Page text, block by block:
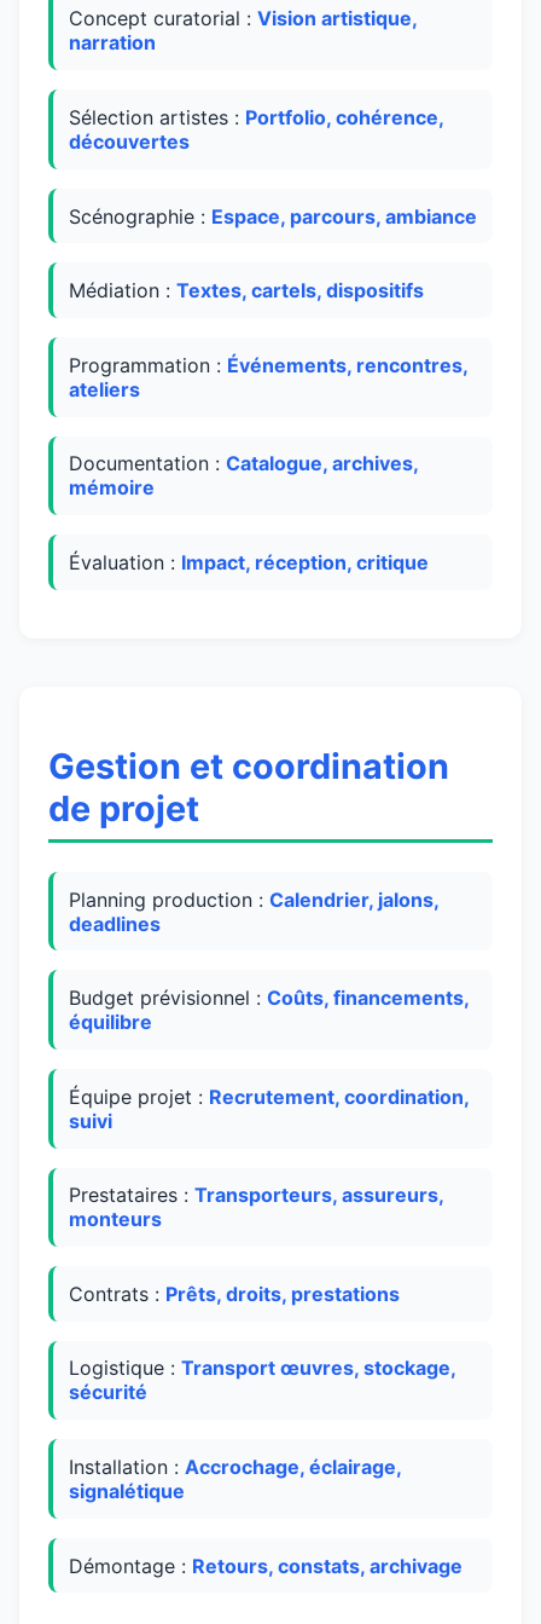
Concept curatorial : Vision artistique,
narration
Sélection artistes : Portfolio, cohérence,
découvertes
Scénographie : Espace, parcours, ambiance
Médiation : Textes, cartels, dispositifs
Programmation : Événements, rencontres,
ateliers
Documentation : Catalogue, archives,
mémoire
Évaluation : Impact, réception, critique
Gestion et coordination
de projet
Planning production : Calendrier, jalons,
deadlines
Budget prévisionnel : Coûts, financements,
équilibre
Équipe projet : Recrutement, coordination,
suivi
Prestataires : Transporteurs, assureurs,
monteurs
Contrats : Prêts, droits, prestations
Logistique : Transport œuvres, stockage,
sécurité
Installation : Accrochage, éclairage,
signalétique
Démontage : Retours, constats, archivage